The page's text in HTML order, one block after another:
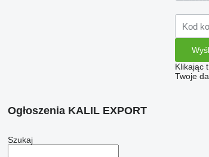
Klikając
Twoje
Ogłoszenia KALIL EXPORT
Szukaj